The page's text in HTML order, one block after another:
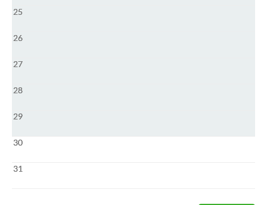
25
26
27
28
29
30
31